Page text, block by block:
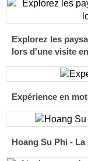
Explorez les
lors d'une visite
Expérience en
Hoang Su Phi -